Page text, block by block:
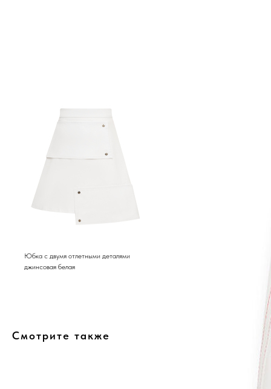
Юбка с двумя отлетными деталями
джинсовая белая
Смотрите также